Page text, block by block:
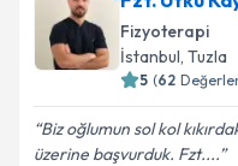
Fizyoterapi
İstanbul, Tuzla
5 (62
Biz oğlumun sol kol
üzerine başvurduk. Fzt....